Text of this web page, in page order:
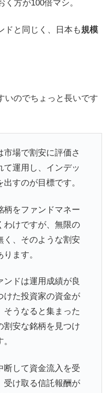
方が100倍マシ。
ドと同じく、日本も規模
いのでちょっと長いです
市場で割安に評価さ
て運用し、インデッ
すのが目標です。
柄をファンドマネー
わけですが、無限の
く、そのような割安
ます。
ンドは運用成績が良
けた投資家の資金が
そうなると集まった
割安な銘柄を見つけ
断して資金流入を受
受け取る信託報酬が